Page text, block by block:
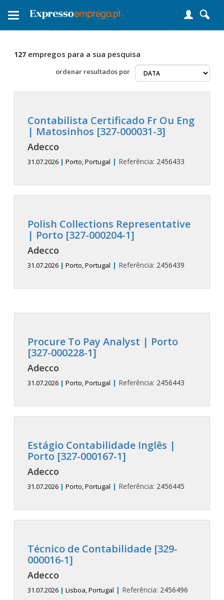
Toggle
127 empregos para a sua pesquisa
ordenar resultados por
Contabilista Certificado Fr Ou Eng
| Matosinhos [327-000031-3]
Adecco
31.07.2026 | Porto, Portugal | Referência: 2456433
Polish Collections Representative
| Porto [327-000204-1]
Adecco
31.07.2026 | Porto, Portugal | Referência: 2456439
Procure To Pay Analyst | Porto
[327-000228-1]
Adecco
31.07.2026 | Porto, Portugal | Referência: 2456443
Estágio Contabilidade Inglês |
Porto [327-000167-1]
Adecco
31.07.2026 | Porto, Portugal | Referência: 2456445
Técnico de Contabilidade [329-
000016-1]
Adecco
31.07.2026 | Lisboa, Portugal | Referência: 2456496